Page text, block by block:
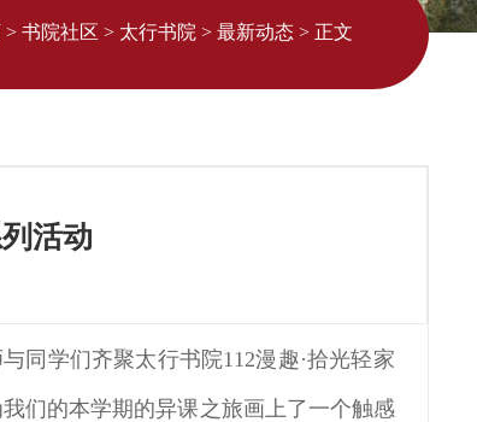
> 书院社区 > 太行书院 > 最新动态 > 正文
活动
同学们齐聚太行书院112漫趣·拾光轻家
们的本学期的异课之旅画上了一个触感